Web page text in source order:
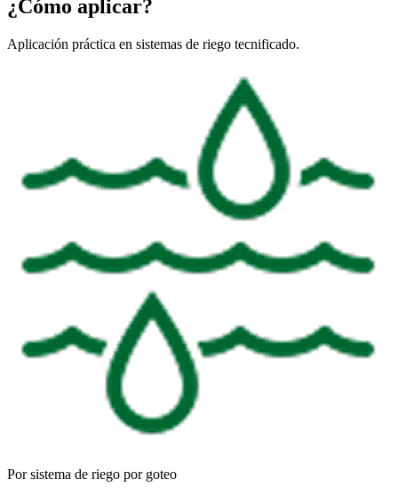
¿Cómo aplicar?
Aplicación práctica en sistemas de riego tecnificado.
Por sistema de riego por goteo